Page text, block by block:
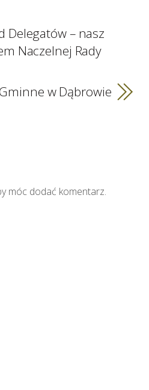
Delegatów – nasz
Naczelnej Rady
w Dąbrowie
móc dodać komentarz.